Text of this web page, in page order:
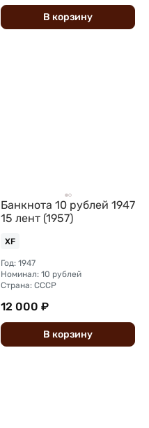
В корзину
Банкнота 10 рублей 1947
15 лент (1957)
XF
Год: 1947
Номинал: 10 рублей
Страна: СССР
12 000 ₽
В корзину